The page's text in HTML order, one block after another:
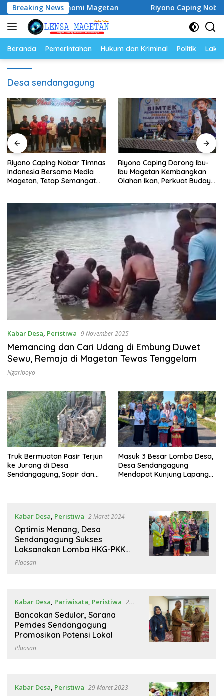
Langsung
ke
konten
Breaking News
Ekonomi Magetan Riyono Caping Nobar Timnas
Beranda Pemerintahan Hukum dan Kriminal Politik
Desa sendangagung
Riyono Caping Nobar Timnas
Indonesia Bersama Media
Magetan, Tetap Semangat
Riyono Caping Dorong Ibu-
Ibu Magetan Kembangkan
Olahan Ikan, Perkuat Budaya
Kabar Desa, Peristiwa 9 November 2025
Memancing dan Cari Udang di Embung Duwet
Sewu, Remaja di Magetan Tewas Tenggelam
Ngariboyo
Truk Bermuatan Pasir Terjun
ke Jurang di Desa
Sendangagung, Sopir dan
Masuk 3 Besar Lomba Desa,
Desa Sendangagung
Mendapat Kunjung Lapang
Kabar Desa, Peristiwa 2 Maret 2024
Optimis Menang, Desa
Sendangagung Sukses
Laksanakan Lomba HKG-PKK
Tingkat Kabupaten
Plaosan
Kabar Desa, Pariwisata, Peristiwa 23
Januari 2024
Bancakan Sedulor, Sarana
Pemdes Sendangagung
Promosikan Potensi Lokal
Plaosan
Kabar Desa, Peristiwa 29 Maret 2023